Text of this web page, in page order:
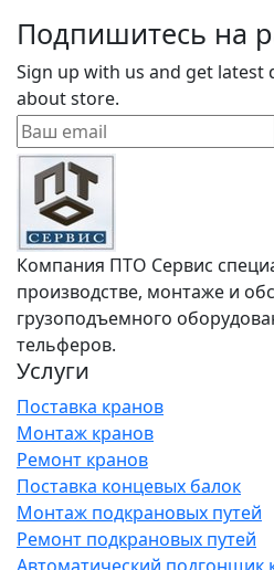
Подпишитесь на
Sign up with us and get latest
about store.
Компания ПТО Сервис
производстве, монтаже и
грузоподъемного
тельферов.
Услуги
Поставка кранов
Монтаж кранов
Ремонт кранов
Поставка концевых балок
Монтаж подкрановых путей
Ремонт подкрановых путей